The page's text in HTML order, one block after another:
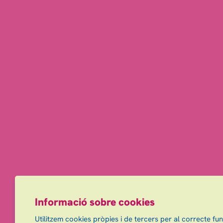
Informació sobre cookies
Utilitzem cookies pròpies i de tercers per al correcte